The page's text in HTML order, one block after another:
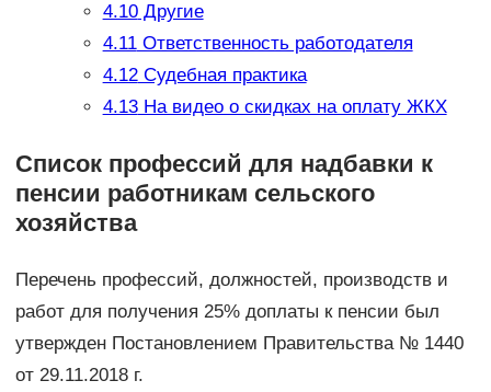
4.10Другие
4.11Ответственность работодателя
4.12Судебная практика
4.13На видео о скидках на оплату ЖКХ
Список профессий для надбавки к
пенсии работникам сельского
хозяйства
Перечень профессий, должностей, производств и
работ для получения 25% доплаты к пенсии был
утвержден Постановлением Правительства № 1440
от 29.11.2018 г.